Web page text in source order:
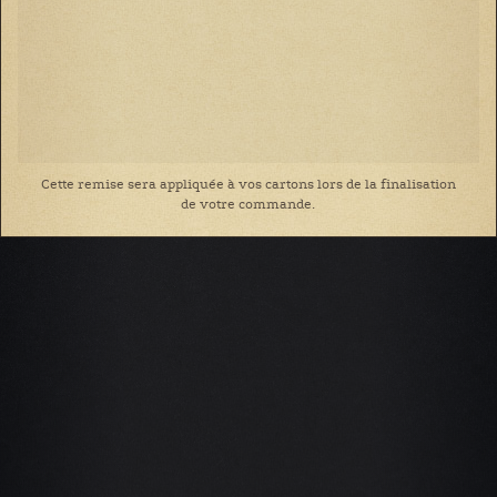
Cette remise sera appliquée à vos cartons lors de la finalisation
de votre commande.